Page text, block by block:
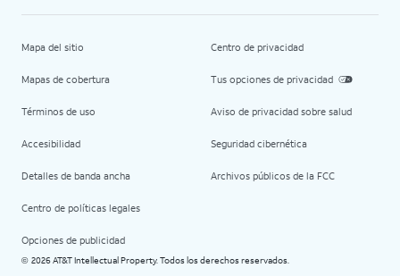
Mapa del sitio
Mapas de cobertura
Términos de uso
Accesibilidad
Detalles de banda ancha
Centro de políticas legales
Opciones de publicidad
Centro de privacidad
Tus opciones de privacidad
Aviso de privacidad sobre salud
Seguridad cibernética
Archivos públicos de la FCC
© 2026 AT&T Intellectual Property. Todos los derechos reservados.